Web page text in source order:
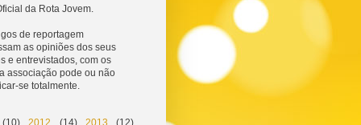
da Rota Jovem.
de reportagem
as opiniões dos seus
e entrevistados, com os
associação pode ou não
se totalmente.
(10) 2012 (14) 2013 (12)